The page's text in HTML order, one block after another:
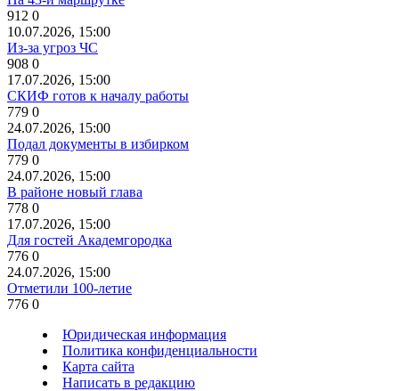
912 0
10.07.2026, 15:00
Из-за угроз ЧС
908 0
17.07.2026, 15:00
СКИФ готов к началу работы
779 0
24.07.2026, 15:00
Подал документы в избирком
779 0
24.07.2026, 15:00
В районе новый глава
778 0
17.07.2026, 15:00
Для гостей Академгородка
776 0
24.07.2026, 15:00
Отметили 100-летие
776 0
Юридическая информация
Политика конфиденциальности
Карта сайта
Написать в редакцию